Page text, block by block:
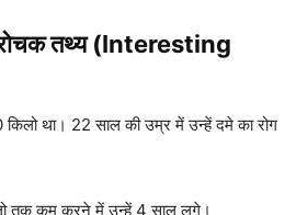
रोचक तथ्य (Interesting
था। 22 साल की उम्र में उन्हें दमे का रोग
तक कम करने में उन्हें 4 साल लगे।